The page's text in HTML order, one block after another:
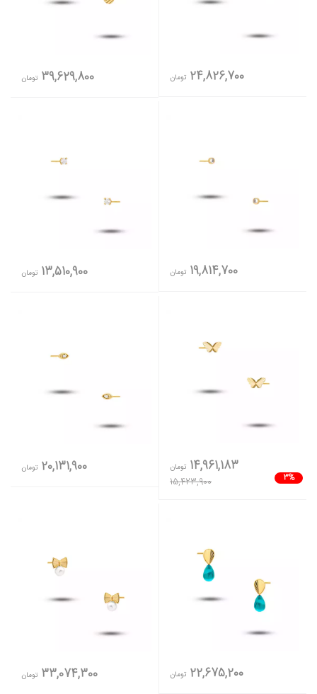
24,826,700 تومان 39,629,800 تومان
19,814,700 تومان 13,510,900 تومان
3%
14,961,183 تومان
15,423,900
20,131,900 تومان
22,675,200 تومان 33,074,300 تومان